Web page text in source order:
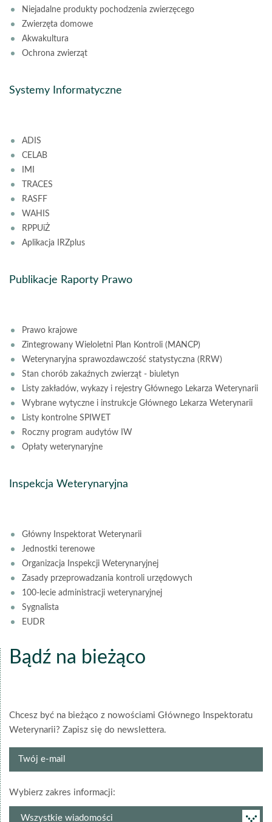
Niejadalne produkty pochodzenia zwierzęcego
Zwierzęta domowe
Akwakultura
Ochrona zwierząt
Systemy Informatyczne
ADIS
CELAB
IMI
TRACES
RASFF
WAHIS
RPPUiŻ
Aplikacja IRZplus
Publikacje Raporty Prawo
Prawo krajowe
Zintegrowany Wieloletni Plan Kontroli (MANCP)
Weterynaryjna sprawozdawczość statystyczna (RRW)
Stan chorób zakaźnych zwierząt - biuletyn
Listy zakładów, wykazy i rejestry Głównego Lekarza Weterynarii
Wybrane wytyczne i instrukcje Głównego Lekarza Weterynarii
Listy kontrolne SPIWET
Roczny program audytów IW
Opłaty weterynaryjne
Inspekcja Weterynaryjna
Główny Inspektorat Weterynarii
Jednostki terenowe
Organizacja Inspekcji Weterynaryjnej
Zasady przeprowadzania kontroli urzędowych
100-lecie administracji weterynaryjnej
Sygnalista
EUDR
Bądź na bieżąco
Chcesz być na bieżąco z nowościami Głównego Inspektoratu
Weterynarii? Zapisz się do newslettera.
Twój
Wybierz zakres informacji:
newslettera